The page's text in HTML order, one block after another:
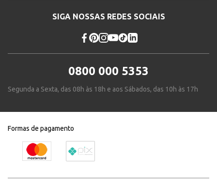
SIGA NOSSAS REDES SOCIAIS
0800 000 5353
Segunda a Sexta, das 08h às 18h e aos Sábados, das 10h às 17h
Formas de pagamento